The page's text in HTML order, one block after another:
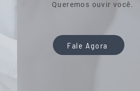
Queremos ouvir você.
Fale Agora